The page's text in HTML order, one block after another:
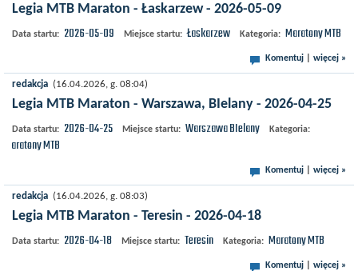
Legia MTB Maraton - Łaskarzew - 2026-05-09
Data startu: 2026-05-09 Miejsce startu: Łaskarzew Kategoria: Maratony MTB
Komentuj więcej »
redakcja (16.04.2026, g. 08:04)
Legia MTB Maraton - Warszawa, BIelany - 2026-04-25
Data startu: 2026-04-25 Miejsce startu: WarszawaBIelany Kategoria:
Maratony MTB
Komentuj więcej »
redakcja (16.04.2026, g. 08:03)
Legia MTB Maraton - Teresin - 2026-04-18
Data startu: 2026-04-18 Miejsce startu: Teresin Kategoria: Maratony MTB
Komentuj więcej »